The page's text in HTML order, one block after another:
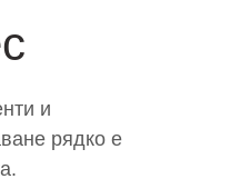
и
рядко е